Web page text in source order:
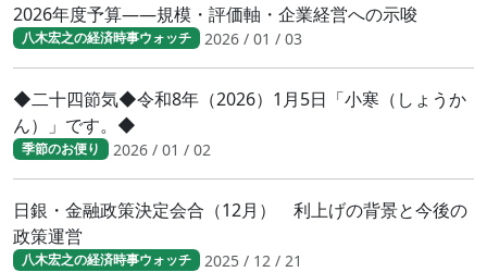
2026年度予算――規模・評価軸・企業経営への示唆
八木宏之の経済時事ウォッチ 2026 / 01 / 03
◆二十四節気◆令和8年（2026）1月5日「小寒（しょうか
ん）」です。◆
季節のお便り 2026 / 01 / 02
日銀・金融政策決定会合（12月） 利上げの背景と今後の
政策運営
八木宏之の経済時事ウォッチ 2025 / 12 / 21